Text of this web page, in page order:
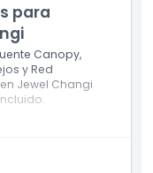
para
Canopy,
y Red
Jewel Changi